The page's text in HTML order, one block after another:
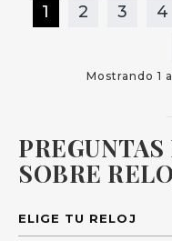
1 2 3 4
Mostrando 1
SOBRE
ELIGE TU RELOJ